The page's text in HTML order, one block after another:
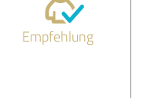
Empfehlung